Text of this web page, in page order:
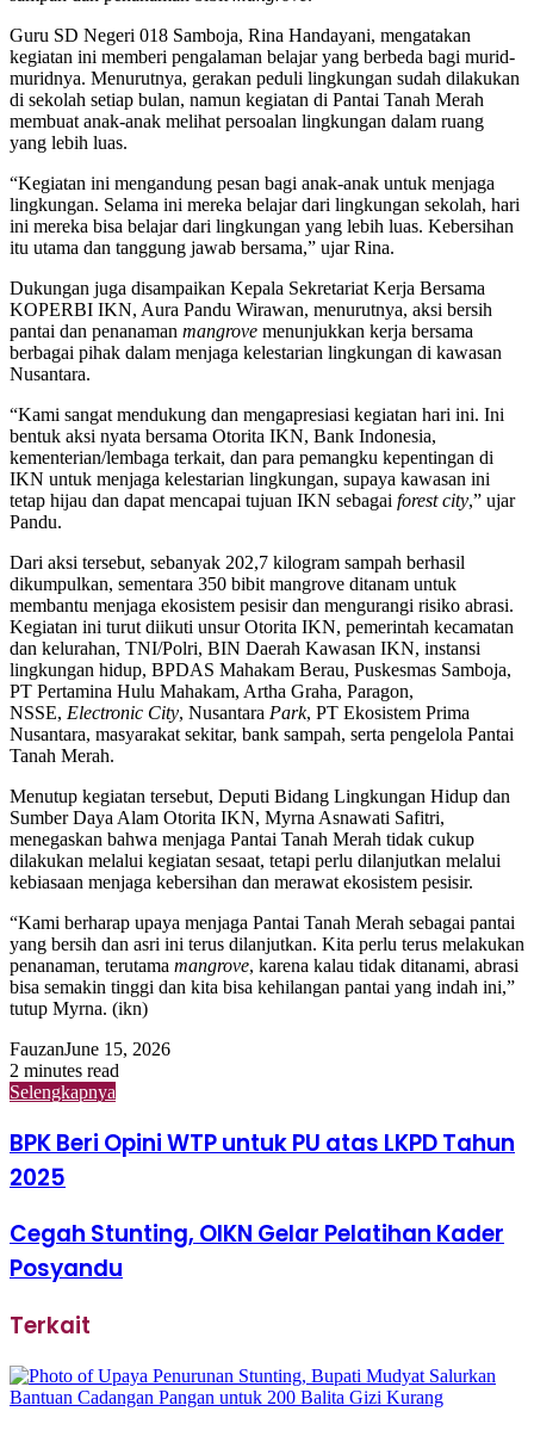
Guru SD Negeri 018 Samboja, Rina Handayani, mengatakan
kegiatan ini memberi pengalaman belajar yang berbeda bagi murid-
muridnya. Menurutnya, gerakan peduli lingkungan sudah dilakukan
di sekolah setiap bulan, namun kegiatan di Pantai Tanah Merah
membuat anak-anak melihat persoalan lingkungan dalam ruang
yang lebih luas.
“Kegiatan ini mengandung pesan bagi anak-anak untuk menjaga
lingkungan. Selama ini mereka belajar dari lingkungan sekolah, hari
ini mereka bisa belajar dari lingkungan yang lebih luas. Kebersihan
itu utama dan tanggung jawab bersama,” ujar Rina.
Dukungan juga disampaikan Kepala Sekretariat Kerja Bersama
KOPERBI IKN, Aura Pandu Wirawan, menurutnya, aksi bersih
pantai dan penanaman mangrove menunjukkan kerja bersama
berbagai pihak dalam menjaga kelestarian lingkungan di kawasan
Nusantara.
“Kami sangat mendukung dan mengapresiasi kegiatan hari ini. Ini
bentuk aksi nyata bersama Otorita IKN, Bank Indonesia,
kementerian/lembaga terkait, dan para pemangku kepentingan di
IKN untuk menjaga kelestarian lingkungan, supaya kawasan ini
tetap hijau dan dapat mencapai tujuan IKN sebagai forest city,” ujar
Pandu.
Dari aksi tersebut, sebanyak 202,7 kilogram sampah berhasil
dikumpulkan, sementara 350 bibit mangrove ditanam untuk
membantu menjaga ekosistem pesisir dan mengurangi risiko abrasi.
Kegiatan ini turut diikuti unsur Otorita IKN, pemerintah kecamatan
dan kelurahan, TNI/Polri, BIN Daerah Kawasan IKN, instansi
lingkungan hidup, BPDAS Mahakam Berau, Puskesmas Samboja,
PT Pertamina Hulu Mahakam, Artha Graha, Paragon,
NSSE, Electronic City, Nusantara Park, PT Ekosistem Prima
Nusantara, masyarakat sekitar, bank sampah, serta pengelola Pantai
Tanah Merah.
Menutup kegiatan tersebut, Deputi Bidang Lingkungan Hidup dan
Sumber Daya Alam Otorita IKN, Myrna Asnawati Safitri,
menegaskan bahwa menjaga Pantai Tanah Merah tidak cukup
dilakukan melalui kegiatan sesaat, tetapi perlu dilanjutkan melalui
kebiasaan menjaga kebersihan dan merawat ekosistem pesisir.
“Kami berharap upaya menjaga Pantai Tanah Merah sebagai pantai
yang bersih dan asri ini terus dilanjutkan. Kita perlu terus melakukan
penanaman, terutama mangrove, karena kalau tidak ditanami, abrasi
bisa semakin tinggi dan kita bisa kehilangan pantai yang indah ini,”
tutup Myrna. (ikn)
FauzanJune 15, 2026
2 minutes read
Selengkapnya
BPK Beri Opini WTP untuk PU atas LKPD Tahun
2025
Cegah Stunting, OIKN Gelar Pelatihan Kader
Posyandu
Terkait